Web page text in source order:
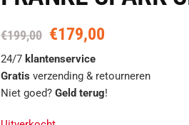
€199,00 Oorspronkelijke
was:
€199,00.
€179,00
€179,00.
24/7 klantenservice
Gratis verzending & retourneren
Niet goed? Geld terug!